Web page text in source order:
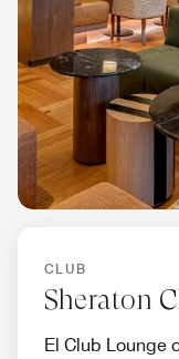
CLUB
Sheraton
El Club Lounge